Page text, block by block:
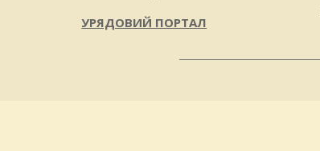
УРЯДОВИЙ ПОРТАЛ